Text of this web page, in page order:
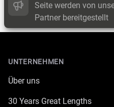
Seite werden von
Partner bereitgestellt
UNTERNEHMEN
Über uns
30 Years Great Lengths